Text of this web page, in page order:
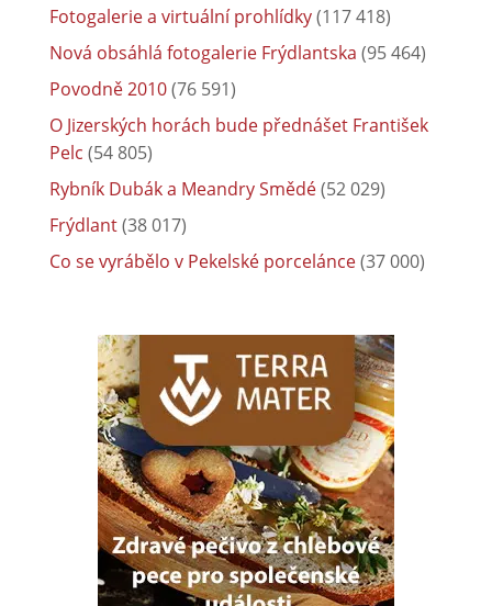
Fotogalerie a virtuální prohlídky(117 418)
Nová obsáhlá fotogalerie Frýdlantska (95 464)
Povodně 2010(76 591)
O Jizerských horách bude přednášet František
Pelc (54 805)
Rybník Dubák a Meandry Smědé(52 029)
Frýdlant(38 017)
Co se vyrábělo v Pekelské porcelánce(37 000)